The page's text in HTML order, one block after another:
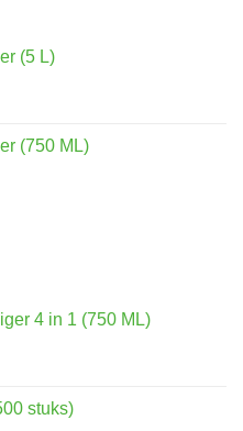
(5 L)
(750 ML)
4 in 1 (750 ML)
stuks)